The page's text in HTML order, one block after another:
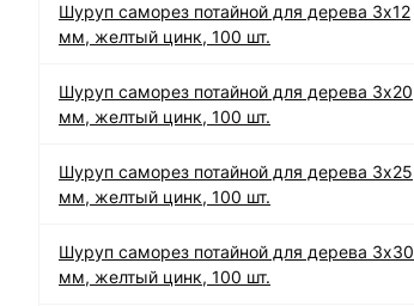
Шуруп саморез потайной для дерева 3х12
мм, желтый цинк, 100 шт.
Шуруп саморез потайной для дерева 3х20
мм, желтый цинк, 100 шт.
Шуруп саморез потайной для дерева 3х25
мм, желтый цинк, 100 шт.
Шуруп саморез потайной для дерева 3х30
мм, желтый цинк, 100 шт.